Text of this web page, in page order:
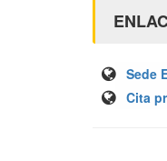
Sede
Cita